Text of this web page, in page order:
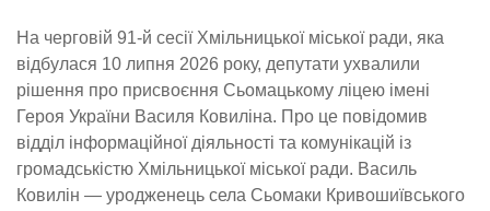
На черговій 91-й сесії Хмільницької міської ради, яка
відбулася 10 липня 2026 року, депутати ухвалили
рішення про присвоєння Сьомацькому ліцею імені
Героя України Василя Ковиліна. Про це повідомив
відділ інформаційної діяльності та комунікацій із
громадськістю Хмільницької міської ради. Василь
Ковилін — уродженець села Сьомаки Кривошиївського